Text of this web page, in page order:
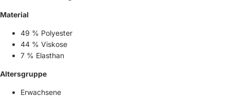
Material
49 % Polyester
44 % Viskose
7 % Elasthan
Altersgruppe
Erwachsene